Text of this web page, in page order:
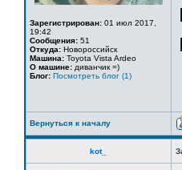
Зарегистрирован: 01 июл 2017,
19:42
Сообщения: 51
Откуда: Новороссийск
Машина: Toyota Vista Ardeo
О машине: диванчик =)
Блог: Посмотреть блог (1)
Вернуться к началу
kot_